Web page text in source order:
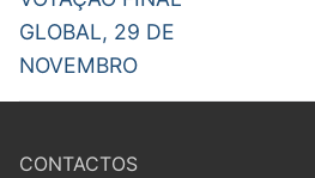
GLOBAL, 29 DE
NOVEMBRO
CONTACTOS